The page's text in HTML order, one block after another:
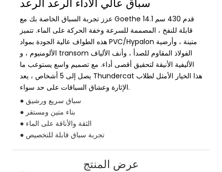
عزز تجربة السباق الخاصة بك مع Goethe 14.1 قدم 430 سم
قابلة للنفخ ، المصممة للسرعة وخفة الحركة على الماء. تتميز
هذه الطواف عالية الجودة بمواد PVC/Hypalon متينة ، وأرضية
الألومنيوم ، و transom الفولاذ المقاوم للصدأ ، وأنف الألياف
الأليفية الأنيقة لتحقيق أقصى أداء. مع تصميم واسع يستوعب ما
يصل إلى 5 أشخاص ، يعد Thundercat هذا الخيار الأمثل لطلاب
الإثارة وعشاق السباقات على حد سواء.
● سباق سريع ورشيق
● بناء متين ومستقر
● الثقة والأناقة على الماء
● تجربة سباق قابلة للتخصيص
عرض المنتج